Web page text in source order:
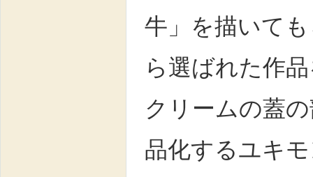
牛」を描いて
ら選ばれた作
クリームの蓋
品化するユキ